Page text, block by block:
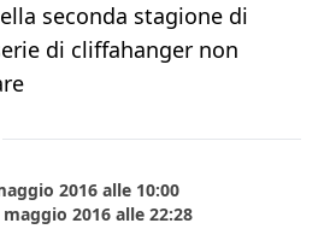
seconda stagione di
di cliffahanger non
2016 alle 10:00
maggio 2016 alle 22:28